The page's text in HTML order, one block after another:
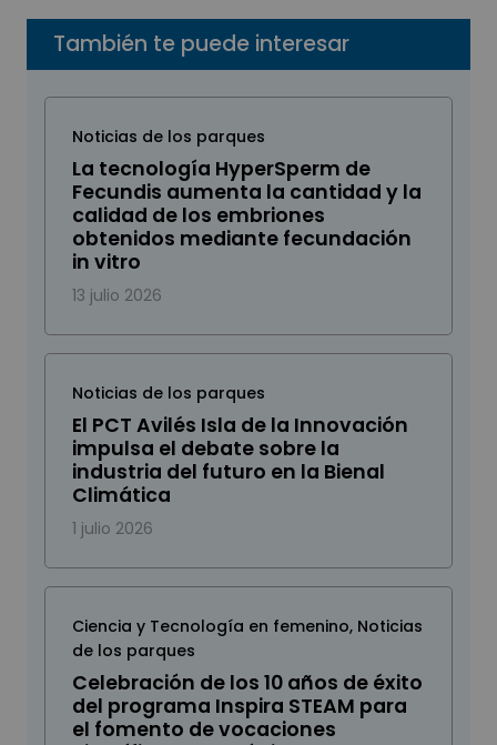
También te puede interesar
Noticias de los parques
La tecnología HyperSperm de
Fecundis aumenta la cantidad y la
calidad de los embriones
obtenidos mediante fecundación
in vitro
13 julio 2026
Noticias de los parques
El PCT Avilés Isla de la Innovación
impulsa el debate sobre la
industria del futuro en la Bienal
Climática
1 julio 2026
Ciencia y Tecnología en femenino, Noticias
de los parques
Celebración de los 10 años de éxito
del programa Inspira STEAM para
el fomento de vocaciones